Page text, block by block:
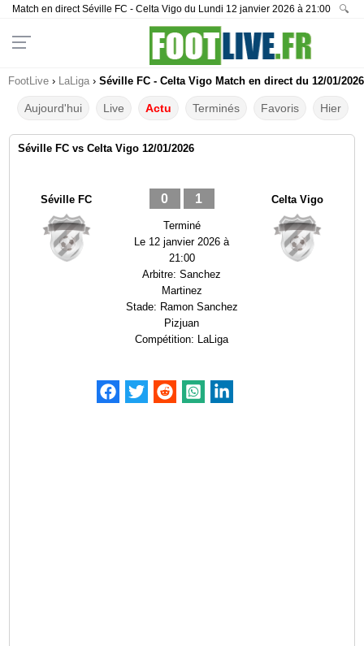
Match en direct Séville FC - Celta Vigo du Lundi 12 janvier 2026 à 21:00 🔍
FootLive › LaLiga › Séville FC - Celta Vigo Match en direct du 12/01/
Aujourd'hui Live Actu Terminés Favoris Hier
Séville FC vs Celta Vigo 12/01/2026
Séville FC 0 1
Terminé
Le 12 janvier 2026 à
21:00
Arbitre:Sanchez
Martinez
Stade: Ramon Sanchez
Pizjuan
Compétition: LaLiga
Celta Vigo